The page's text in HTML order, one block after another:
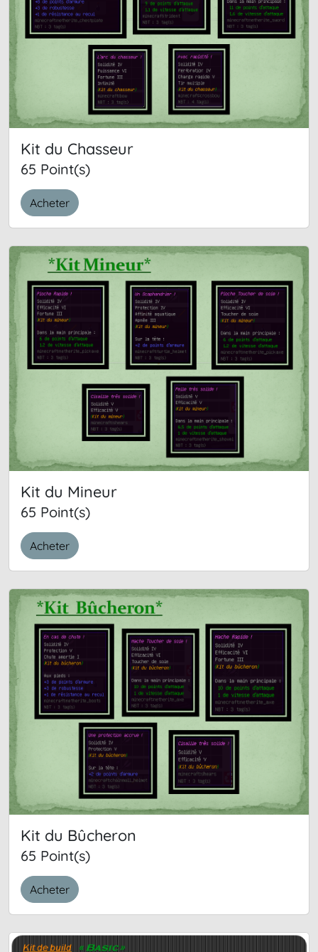
Kit du Chasseur
65 Point(s)
Acheter
Kit du Mineur
65 Point(s)
Acheter
Kit du Bûcheron
65 Point(s)
Acheter